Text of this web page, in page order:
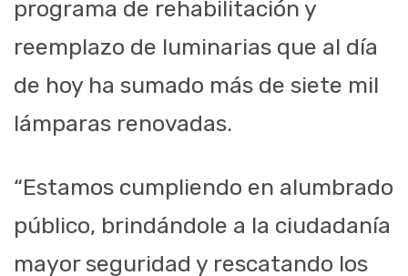
programa de rehabilitación y
reemplazo de luminarias que al día
de hoy ha sumado más de siete mil
lámparas renovadas.
“Estamos cumpliendo en alumbrado
público, brindándole a la ciudadanía
mayor seguridad y rescatando los